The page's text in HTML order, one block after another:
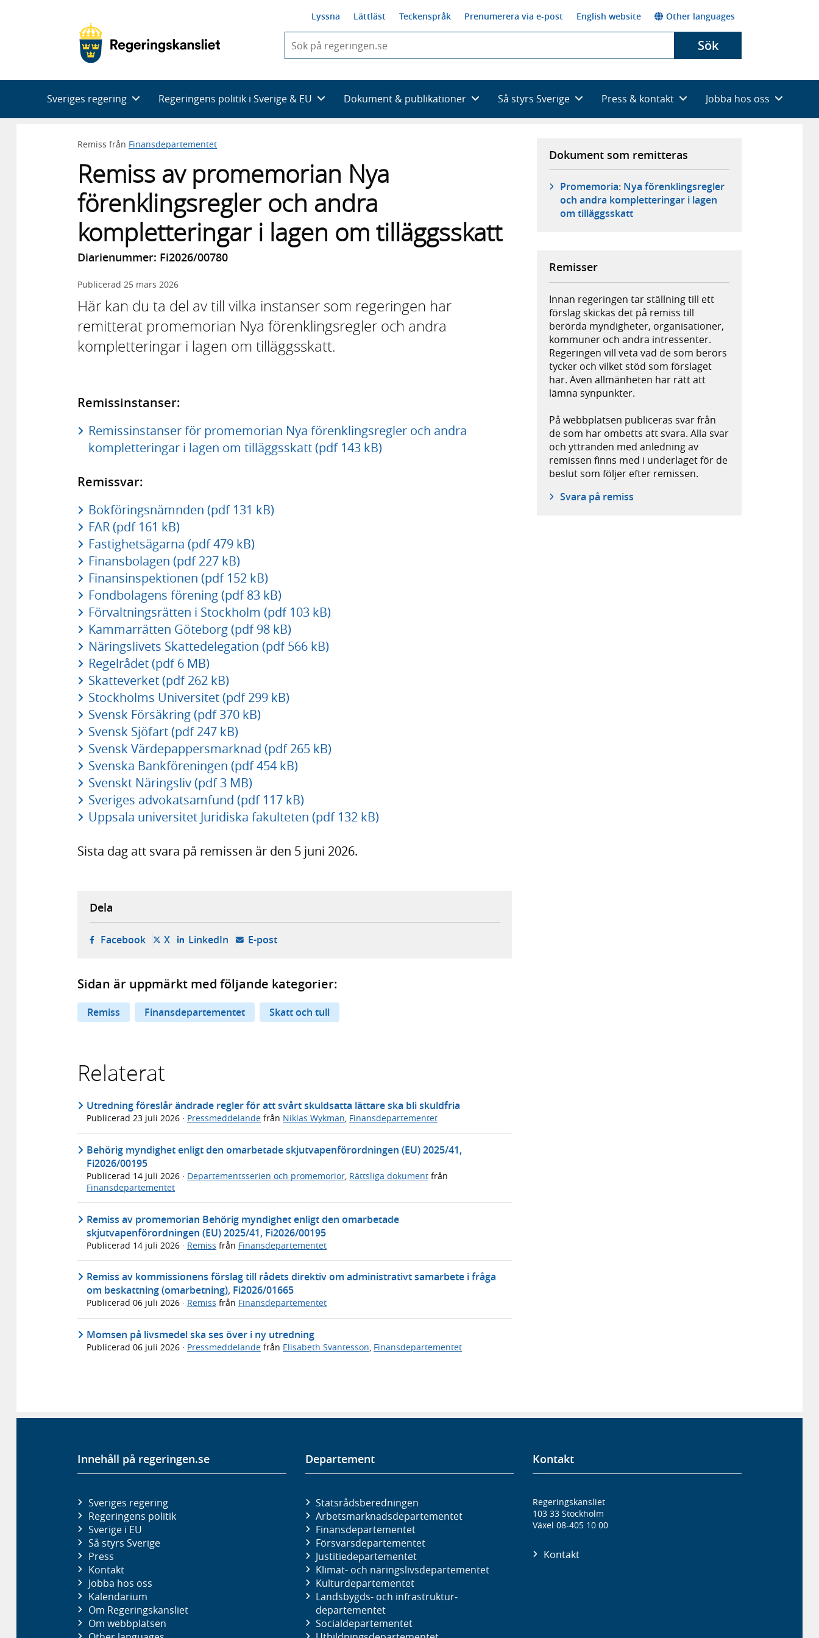
Lyssna Lättläst Teckenspråk Prenumerera via e-post English website Other languages
du
skriva
framträder
en
Sök
Sveriges regering Regeringens politik i Sverige & EU Dokument & publikationer Så styrs Sverige Press & kontakt Jobba hos oss
Remiss från Finansdepartementet
Remiss av promemorian Nya
förenklingsregler och andra
kompletteringar i lagen om tilläggsskatt
Diarienummer: Fi2026/00780
Publicerad 25 mars 2026
Här kan du ta del av till vilka instanser som regeringen har
remitterat promemorian Nya förenklingsregler och andra
kompletteringar i lagen om tilläggsskatt.
Remissinstanser:
Remissinstanser för promemorian Nya förenklingsregler och andra
kompletteringar i lagen om tilläggsskatt (pdf 143 kB)
Remissvar:
Bokföringsnämnden (pdf 131 kB)
FAR (pdf 161 kB)
Fastighetsägarna (pdf 479 kB)
Finansbolagen (pdf 227 kB)
Finansinspektionen (pdf 152 kB)
Fondbolagens förening (pdf 83 kB)
Förvaltningsrätten i Stockholm (pdf 103 kB)
Kammarrätten Göteborg (pdf 98 kB)
Näringslivets Skattedelegation (pdf 566 kB)
Regelrådet (pdf 6 MB)
Skatteverket (pdf 262 kB)
Stockholms Universitet (pdf 299 kB)
Svensk Försäkring (pdf 370 kB)
Svensk Sjöfart (pdf 247 kB)
Svensk Värdepappersmarknad (pdf 265 kB)
Svenska Bankföreningen (pdf 454 kB)
Svenskt Näringsliv (pdf 3 MB)
Sveriges advokatsamfund (pdf 117 kB)
Uppsala universitet Juridiska fakulteten (pdf 132 kB)
Sista dag att svara på remissen är den 5 juni 2026.
Dokument som remitteras
Promemoria: Nya förenklingsregler
och andra kompletteringar i lagen
om tilläggsskatt
Remisser
Innan regeringen tar ställning till ett
förslag skickas det på remiss till
berörda myndigheter, organisationer,
kommuner och andra intressenter.
Regeringen vill veta vad de som berörs
tycker och vilket stöd som förslaget
har. Även allmänheten har rätt att
lämna synpunkter.
På webbplatsen publiceras svar från
de som har ombetts att svara. Alla svar
och yttranden med anledning av
remissen finns med i underlaget för de
beslut som följer efter remissen.
Svara på remiss
Dela
Facebook- öppnas i ny flik, extern webbplats,
X- öppnas i ny flik, extern webbplats,
LinkedIn- öppnas i ny flik, extern webbplats,
E-post- öppnar din e-postklient,
Sidan är uppmärkt med följande kategorier:
Remiss Finansdepartementet Skatt och tull
Relaterat
Utredning föreslår ändrade regler för att svårt skuldsatta lättare ska bli skuldfria
Publicerad 23 juli 2026 · Pressmeddelande från Niklas Wykman, Finansdepartementet
Behörig myndighet enligt den omarbetade skjutvapenförordningen (EU) 2025/41,
Fi2026/00195
Publicerad 14 juli 2026 · Departementsserien och promemorior, Rättsliga dokument från
Finansdepartementet
Remiss av promemorian Behörig myndighet enligt den omarbetade
skjutvapenförordningen (EU) 2025/41, Fi2026/00195
Publicerad 14 juli 2026 · Remiss från Finansdepartementet
Remiss av kommissionens förslag till rådets direktiv om administrativt samarbete i fråga
om beskattning (omarbetning), Fi2026/01665
Publicerad 06 juli 2026 · Remiss från Finansdepartementet
Momsen på livsmedel ska ses över i ny utredning
Publicerad 06 juli 2026 · Pressmeddelande från Elisabeth Svantesson, Finansdepartementet
Innehåll på regeringen.se
Sveriges regering
Regeringens politik
Sverige i EU
Så styrs Sverige
Press
Kontakt
Jobba hos oss
Kalendarium
Om Regeringskansliet
Om webbplatsen
Departement
Statsrådsberedningen
Arbetsmarknads­departementet
Finans­departementet
Försvars­departementet
Justitie­departementet
Klimat- och näringslivs­departementet
Kultur­departementet
Landsbygds- och infrastruktur­
departementet
Social­departementet
Kontakt
Regeringskansliet
103 33 Stockholm
Växel 08-405 10 00
Kontakt